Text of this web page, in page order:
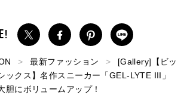
最新ファッション
[Gallery]【ビッ
ックス】名作スニーカー「GEL-LYTE III」
胆にボリュームアップ！